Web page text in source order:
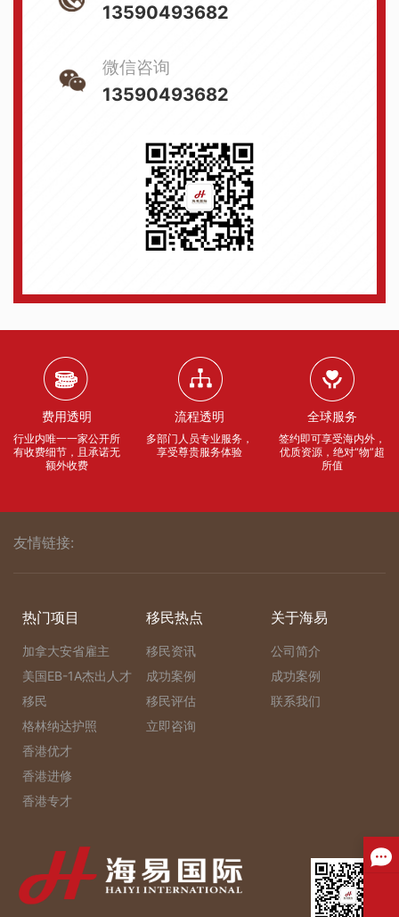
13590493682
微信咨询
13590493682
费用透明
行业内唯一一家公开所
有收费细节，且承诺无
额外收费
流程透明
多部门人员专业服务，
享受尊贵服务体验
全球服务
签约即可享受海内外，
优质资源，绝对“物”超
所值
友情链接:
热门项目
加拿大安省雇主
美国EB-1A杰出人才
移民
格林纳达护照
香港优才
香港进修
香港专才
移民热点
移民资讯
成功案例
移民评估
立即咨询
关于海易
公司简介
成功案例
联系我们